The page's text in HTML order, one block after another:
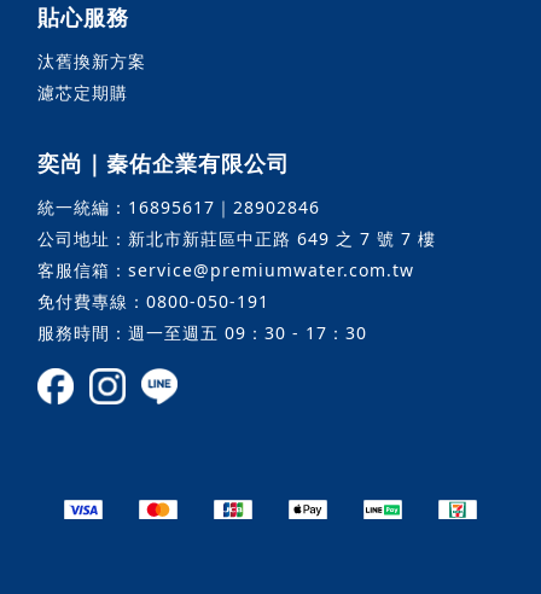
貼心服務
汰舊換新方案
濾芯定期購
奕尚｜秦佑企業有限公司
統一統編：16895617｜28902846
公司地址：新北市新莊區中正路 649 之 7 號 7 樓
客服信箱：service@premiumwater.com.tw
免付費專線：0800-050-191
服務時間：週一至週五 09：30 - 17：30